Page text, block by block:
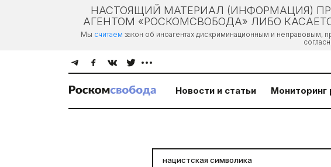
НАСТОЯЩИЙ МАТЕРИАЛ (ИНФОРМАЦИЯ)
АГЕНТОМ «РОСКОМСВОБОДА» ЛИБО
Мы считаем закон об иноагентах дискриминационным и неправовым,
Новости и статьи Мониторинг